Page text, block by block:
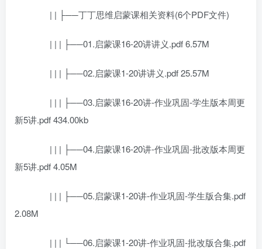
| | ├──丁丁思维启蒙课相关资料(6个PDF文件)
| | | ├──01.启蒙课16-20讲讲义.pdf 6.57M
| | | ├──02.启蒙课1-20讲讲义.pdf 25.57M
| | | ├──03.启蒙课16-20讲-作业巩固-学生版本周更
新5讲.pdf 434.00kb
| | | ├──04.启蒙课16-20讲-作业巩固-批改版本周更
新5讲.pdf 4.05M
| | | ├──05.启蒙课1-20讲-作业巩固-学生版合集.pdf
2.08M
| | | └──06.启蒙课1-20讲-作业巩固-批改版合集.pdf